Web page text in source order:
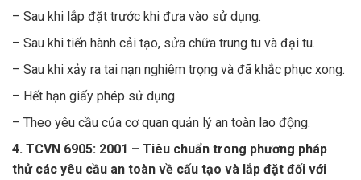
– Sau khi lắp đặt trước khi đưa vào sử dụng.
– Sau khi tiến hành cải tạo, sửa chữa trung tu và đại tu.
– Sau khi xảy ra tai nạn nghiêm trọng và đã khắc phục xong.
– Hết hạn giấy phép sử dụng.
– Theo yêu cầu của cơ quan quản lý an toàn lao động.
4. TCVN 6905: 2001 – Tiêu chuẩn trong phương pháp
thử các yêu cầu an toàn về cấu tạo và lắp đặt đối với